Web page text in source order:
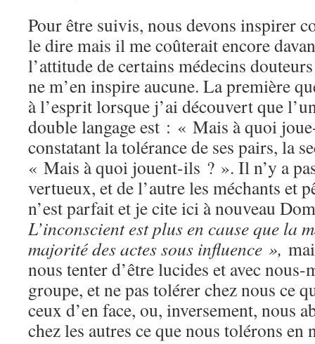
Pour être suivis, nous devons inspirer
le dire mais il me coûterait encore
l’attitude de certains médecins
ne m’en inspire aucune. La première
à l’esprit lorsque j’ai découvert que
double langage est : « Mais à quoi
constatant la tolérance de ses pairs, la
« Mais à quoi jouent-ils ? ». Il n’y a
vertueux, et de l’autre les méchants et
n’est parfait et je cite ici à nouveau
L’inconscient est plus en cause que la
majorité des actes sous influence »,
nous tenter d’être lucides et avec nous-
groupe, et ne pas tolérer chez nous ce
ceux d’en face, ou, inversement, nous
chez les autres ce que nous tolérons en